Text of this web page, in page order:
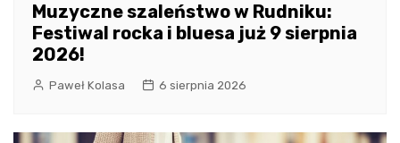
Muzyczne szaleństwo w Rudniku:
Festiwal rocka i bluesa już 9 sierpnia
2026!
Paweł Kolasa 6 sierpnia 2026